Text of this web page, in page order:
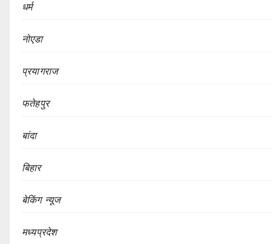
धर्म
नोएडा
प्रयागराज
फतेहपुर
बांदा
बिहार
बेकिंग न्यूज
मध्यप्रदेश